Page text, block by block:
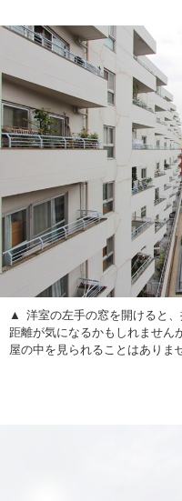
洋室の左手の窓を開けると
距離が気になるかもしれません
屋の中を見られることはありま